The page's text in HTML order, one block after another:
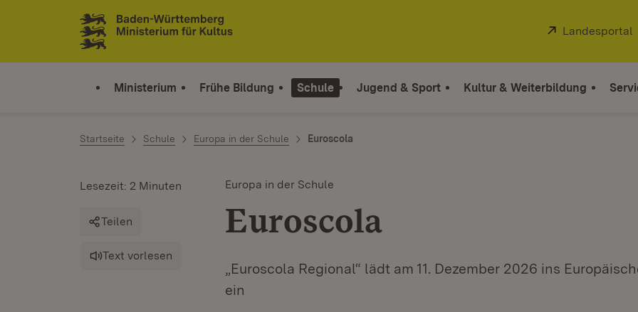
Zum Inhalt springen
Link zur Startseite
Extern:
Landesportal
Ministerium Frühe Bildung Schule Jugend & Sport Kultur & Weiterbildung
Startseite Schule Europa in der Schule Euroscola
Europa in der Schule
Euroscola
„Euroscola Regional“ lädt am 11. Dezember 2026 ins
ein
Lesezeit: 2 Minuten
Teilen
Text vorlesen